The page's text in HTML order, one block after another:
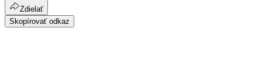
Zdielať
Skopírovať odkaz